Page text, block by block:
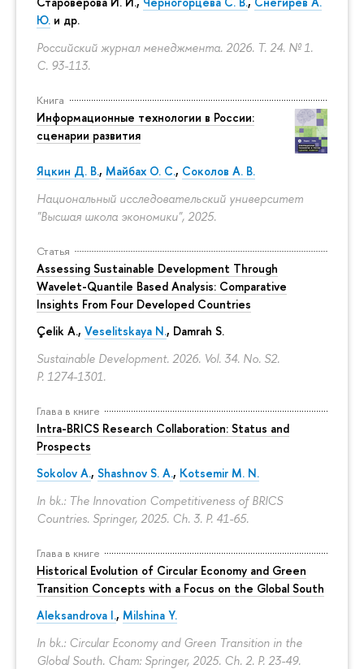
Ю. и др.
Российский журнал менеджмента. 2026. Т. 24. № 1.
С. 93-113.
Книга
Информационные технологии в России:
сценарии развития
Яцкин Д. В., Майбах О. С., Соколов А. В.
Национальный исследовательский университет
"Высшая школа экономики", 2025.
Статья
Assessing Sustainable Development Through
Wavelet-Quantile Based Analysis: Comparative
Insights From Four Developed Countries
Çelik A., Veselitskaya N., Damrah S.
Sustainable Development. 2026. Vol. 34. No. S2.
P. 1274-1301.
Глава в книге
Intra-BRICS Research Collaboration: Status and
Prospects
Sokolov A., Shashnov S. A., Kotsemir M. N.
In bk.: The Innovation Competitiveness of BRICS
Countries. Springer, 2025. Ch. 3. P. 41-65.
Глава в книге
Historical Evolution of Circular Economy and Green
Transition Concepts with a Focus on the Global South
Aleksandrova I., Milshina Y.
In bk.: Circular Economy and Green Transition in the
Global South. Cham: Springer, 2025. Ch. 2. P. 23-49.